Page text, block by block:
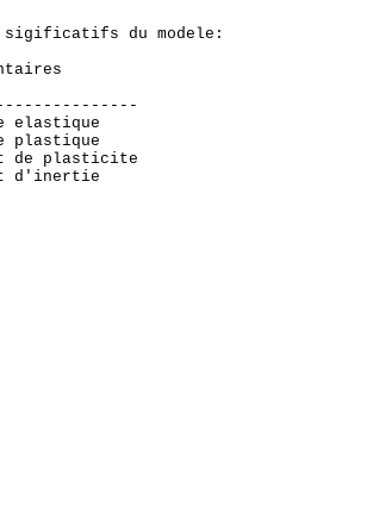
du modele:
elastique
plastique
de plasticite
d'inertie